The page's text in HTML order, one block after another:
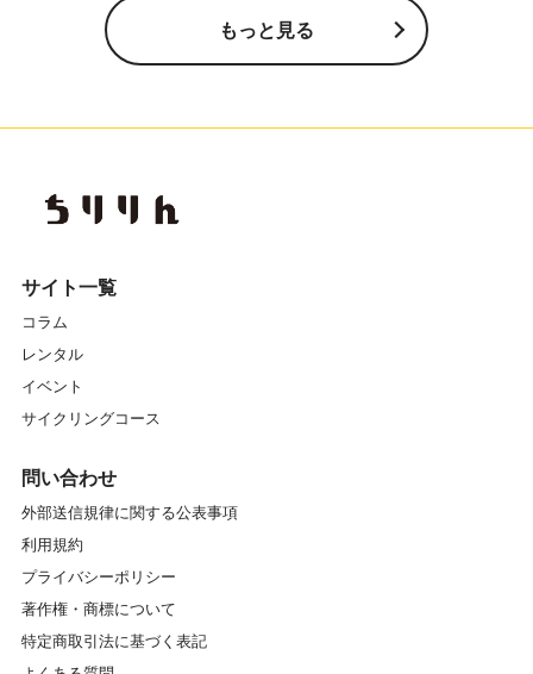
もっと見る
サイト一覧
コラム
レンタル
イベント
サイクリングコース
問い合わせ
外部送信規律に関する公表事項
利用規約
プライバシーポリシー
著作権・商標について
特定商取引法に基づく表記